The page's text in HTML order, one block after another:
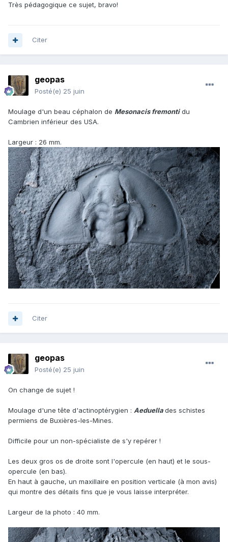
Très pédagogique ce sujet, bravo!
Citer
geopas
Posté(e) 25 juin
Moulage d'un beau céphalon de Mesonacis fremontidu
Cambrien inférieur des USA.
Largeur : 26 mm.
Citer
geopas
Posté(e) 25 juin
On change de sujet !
Moulage d'une tête d'actinoptérygien : Aeduellades schistes
permiens de Buxières-les-Mines.
Difficile pour un non-spécialiste de s'y repérer !
Les deux gros os de droite sont l'opercule (en haut) et le sous-
opercule (en bas).
En haut à gauche, un maxillaire en position verticale (à mon avis)
qui montre des détails fins que je vous laisse interpréter.
Largeur de la photo : 40 mm.